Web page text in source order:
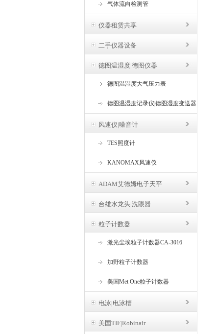
气体流向检测管
仪器租赁共享
二手仪器设备
德图温湿度|德图仪器
德图温湿度大气压力表
德图温湿度记录仪|德图湿度变送器
风速仪|噪音计
TES照度计
KANOMAX风速仪
ADAM艾德姆电子天平
台雄水龙头|洗眼器
粒子计数器
激光尘埃粒子计数器CA-3016
加野粒子计数器
美国Met One粒子计数器
电泳|电泳槽
美国TIF|Robinair